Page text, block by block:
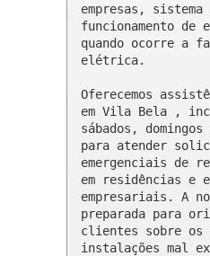
empresas,
funcionamento de
quando ocorre a
elétrica.
Oferecemos
em Vila Bela ,
sábados,
para atender
emergenciais de
em residências e
empresariais. A
preparada para
clientes sobre os
instalações mal